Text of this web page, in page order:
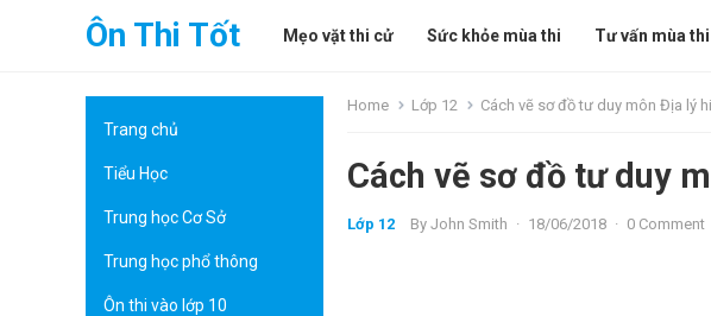
Ôn Thi Tốt Mẹo vặt thi cử Sức khỏe mùa thi Tư vấn mùa thi
Trang chủ
Tiểu Học
Trung học Cơ Sở
Trung học phổ thông
Ôn thi vào lớp 10
Home Lớp 12 Cách vẽ sơ đồ tư duy môn Địa lý
Cách vẽ sơ đồ tư duy
Lớp 12 By John Smith · 18/06/2018 · 0 Comment